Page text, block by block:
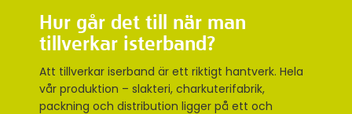
Hur går det till när man
tillverkar isterband?
Att tillverkar iserband är ett riktigt hantverk. Hela
vår produktion – slakteri, charkuterifabrik,
packning och distribution ligger på ett och